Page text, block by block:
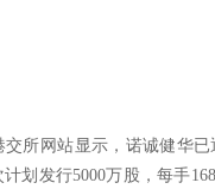
交所网站显示，诺诚健华
划发行5000万股，每手